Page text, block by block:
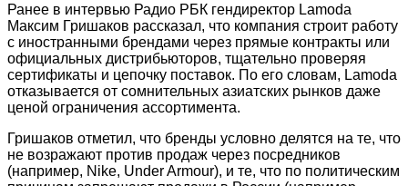
Ранее в интервью Радио РБК гендиректор Lamoda
Максим Гришаков рассказал, что компания строит работу
с иностранными брендами через прямые контракты или
официальных дистрибьюторов, тщательно проверяя
сертификаты и цепочку поставок. По его словам, Lamoda
отказывается от сомнительных азиатских рынков даже
ценой ограничения ассортимента.
Гришаков отметил, что бренды условно делятся на те, что
не возражают против продаж через посредников
(например, Nike, Under Armour), и те, что по политическим